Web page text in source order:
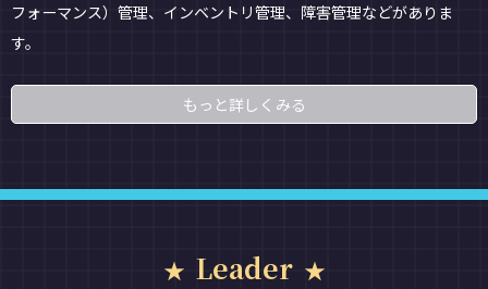
フォーマンス）管理、インベントリ管理、障害管理などがありま
す。
もっと詳しくみる
Leader